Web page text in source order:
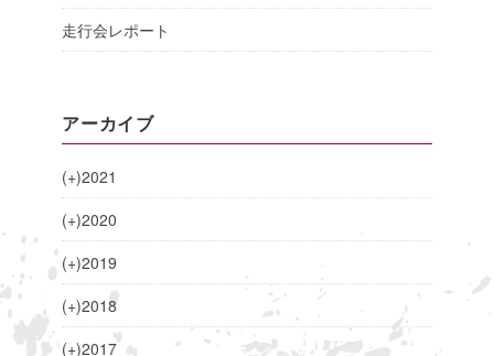
走行会レポート
アーカイブ
(+)2021
(+)2020
(+)2019
(+)2018
(+)2017